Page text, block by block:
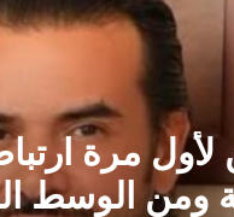
مرة
ومن الوسط